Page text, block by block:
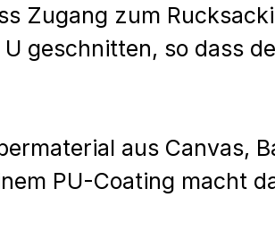
Zugang zum
geschnitten, so dass
aus Canvas,
PU-Coating macht